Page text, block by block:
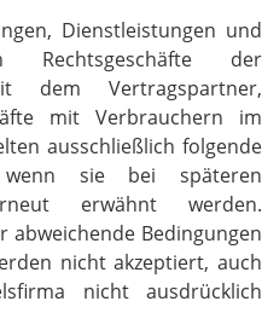
Dienstleistungen und
Rechtsgeschäfte der
dem Vertragspartner,
mit Verbrauchern im
ausschließlich folgende
wenn sie bei späteren
erwähnt werden.
abweichende Bedingungen
nicht akzeptiert, auch
nicht ausdrücklich